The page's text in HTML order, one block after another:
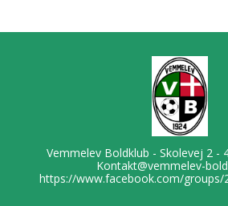
Vemmelev Boldklub - Skolevej 2 -
Kontakt@vemmelev-
https://www.facebook.com/groups/